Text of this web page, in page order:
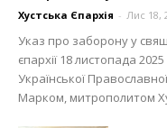
Хустська Єпархія - Лис 18,
Указ про заборону у
єпархії 18 листопада
Української
Марком, митрополитом